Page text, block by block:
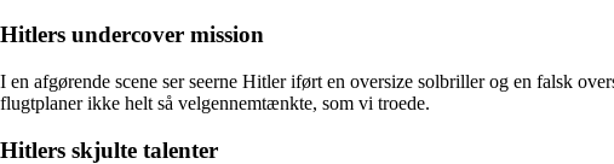
Hitlers undercover mission
I en afgørende scene ser seerne Hitler iført en oversize solbriller og en falsk
flugtplaner ikke helt så velgennemtænkte, som vi troede.
Hitlers skjulte talenter